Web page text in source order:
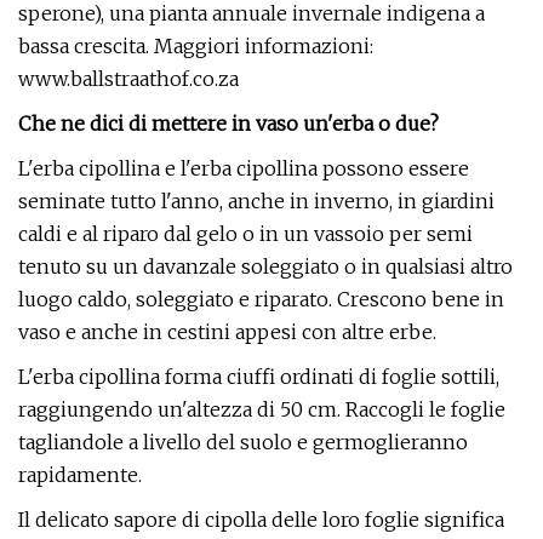
sperone), una pianta annuale invernale indigena a
bassa crescita. Maggiori informazioni:
www.ballstraathof.co.za
Che ne dici di mettere in vaso un'erba o due?
L'erba cipollina e l'erba cipollina possono essere
seminate tutto l'anno, anche in inverno, in giardini
caldi e al riparo dal gelo o in un vassoio per semi
tenuto su un davanzale soleggiato o in qualsiasi altro
luogo caldo, soleggiato e riparato. Crescono bene in
vaso e anche in cestini appesi con altre erbe.
L'erba cipollina forma ciuffi ordinati di foglie sottili,
raggiungendo un'altezza di 50 cm. Raccogli le foglie
tagliandole a livello del suolo e germoglieranno
rapidamente.
Il delicato sapore di cipolla delle loro foglie significa